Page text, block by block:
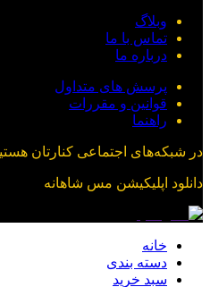
وبلاگ
تماس با ما
درباره ما
پرسش های متداول
قوانین و مقررات
راهنما
در شبکه‌های اجتماعی کنارتان
دانلود اپلیکیشن مس شاهانه
خانه
دسته بندی
سبد خرید